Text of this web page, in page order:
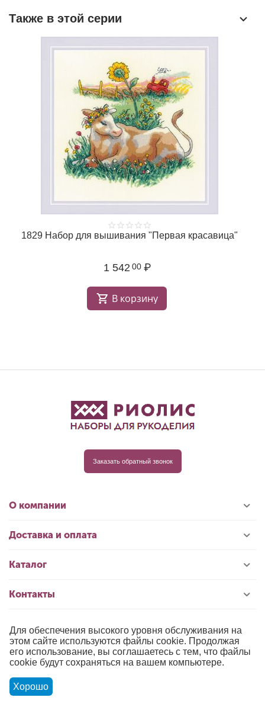
Также в этой серии
1829 Набор для вышивания "Первая красавица"
1 542 00 ₽
В корзину
Заказать обратный звонок
О компании
Доставка и оплата
Каталог
Контакты
© 1996-2026 «РИОЛИС»
Публичная оферта
Политика обработки персональных данных
Для обеспечения высокого уровня обслуживания на
этом сайте используются файлы cookie. Продолжая
его использование, вы соглашаетесь с тем, что файлы
cookie будут сохраняться на вашем компьютере.
Хорошо